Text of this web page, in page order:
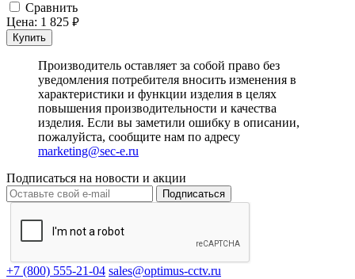
Cравнить
Цена: 1 825 руб.
Купить
Производитель оставляет за собой право без
уведомления потребителя вносить изменения в
характеристики и функции изделия в целях
повышения производительности и качества
изделия. Если вы заметили ошибку в описании,
пожалуйста, сообщите нам по адресу
marketing@sec-e.ru
Подписаться на новости и акции
Подписаться
+7 (800) 555-21-04 sales@optimus-cctv.ru